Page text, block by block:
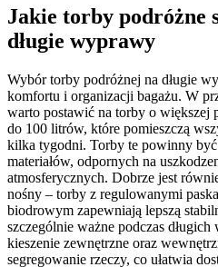
Jakie torby podróżne
długie wyprawy
Wybór torby podróżnej na długie
komfortu i organizacji bagażu. W
warto postawić na torby o większej
do 100 litrów, które pomieszczą
kilka tygodni. Torby te powinny
materiałów, odpornych na
atmosferycznych. Dobrze jest
nośny – torby z regulowanymi
biodrowym zapewniają lepszą
szczególnie ważne podczas
kieszenie zewnętrzne oraz
segregowanie rzeczy, co ułatwia